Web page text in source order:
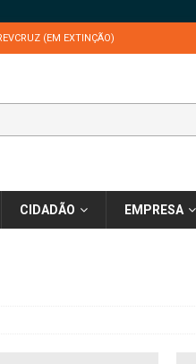
(EM EXTINÇÃO)
CIDADÃO EMPRESA